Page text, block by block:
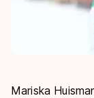
Mariska